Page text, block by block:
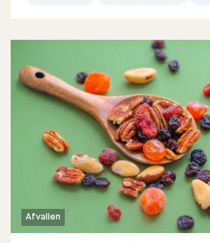
Afvallen